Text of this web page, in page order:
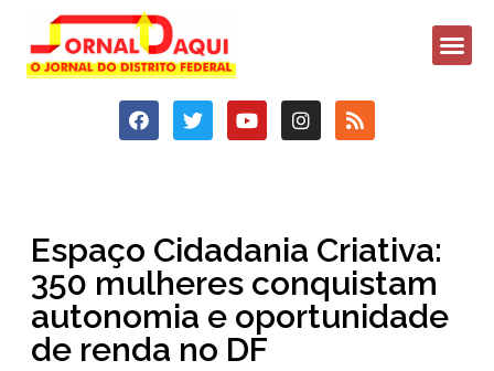
Espaço Cidadania Criativa:
350 mulheres conquistam
autonomia e oportunidade
de renda no DF